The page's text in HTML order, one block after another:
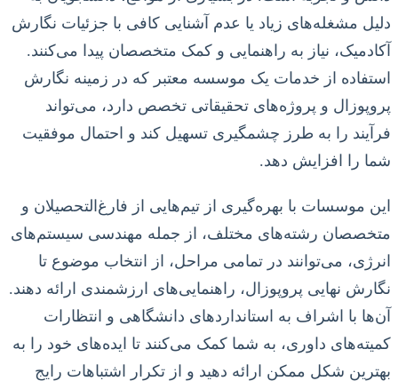
دلیل مشغله‌های زیاد یا عدم آشنایی کافی با جزئیات نگارش
آکادمیک، نیاز به راهنمایی و کمک متخصصان پیدا می‌کنند.
استفاده از خدمات یک موسسه معتبر که در زمینه نگارش
پروپوزال و پروژه‌های تحقیقاتی تخصص دارد، می‌تواند
فرآیند را به طرز چشمگیری تسهیل کند و احتمال موفقیت
شما را افزایش دهد.
این موسسات با بهره‌گیری از تیم‌هایی از فارغ‌التحصیلان و
متخصصان رشته‌های مختلف، از جمله مهندسی سیستم‌های
انرژی، می‌توانند در تمامی مراحل، از انتخاب موضوع تا
نگارش نهایی پروپوزال، راهنمایی‌های ارزشمندی ارائه دهند.
آن‌ها با اشراف به استانداردهای دانشگاهی و انتظارات
کمیته‌های داوری، به شما کمک می‌کنند تا ایده‌های خود را به
بهترین شکل ممکن ارائه دهید و از تکرار اشتباهات رایج